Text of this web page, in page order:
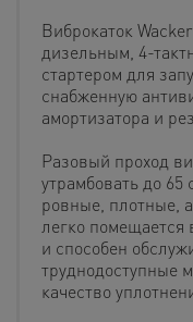
Виброкаток
дизельным, 4-
стартером для
снабженную
амортизатора и
Разовый проход
утрамбовать до 65
ровные, плотные,
легко помещается
и способен
труднодоступные
качество